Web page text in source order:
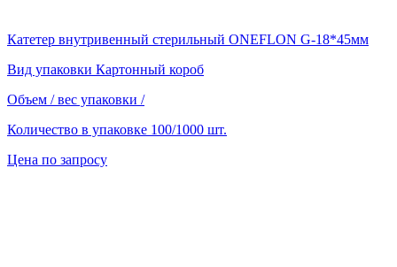
Катетер внутривенный стерильный ONEFLON G-18*45мм
Вид упаковки Картонный короб
Объем / вес упаковки /
Количество в упаковке 100/1000 шт.
Цена по запросу